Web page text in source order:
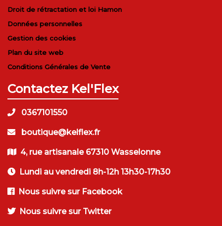
Droit de rétractation et loi Hamon
Données personnelles
Gestion des cookies
Plan du site web
Conditions Générales de Vente
Contactez Kel'Flex
0367101550
boutique@kelflex.fr
4, rue artisanale 67310 Wasselonne
Lundi au vendredi 8h-12h 13h30-17h30
Nous suivre sur Facebook
Nous suivre sur Twitter